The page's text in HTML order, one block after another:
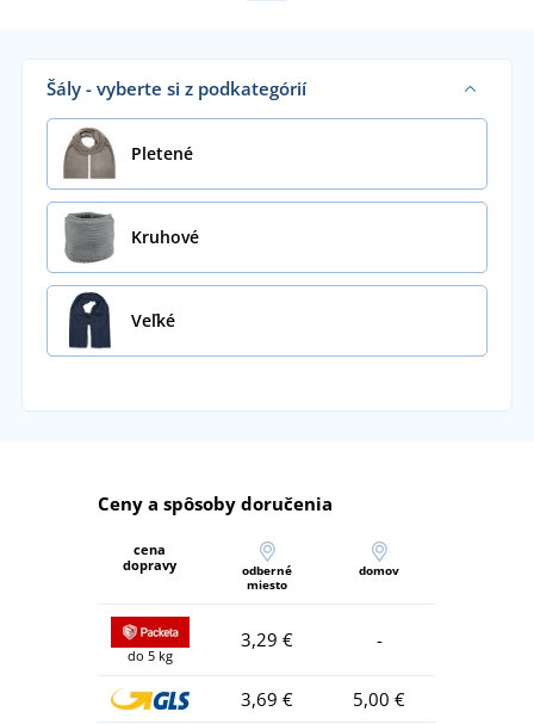
Šály - vyberte si z podkategórií
Pletené
Kruhové
Veľké
Ceny a spôsoby doručenia
cena
dopravy
odberné
miesto
domov
do 5 kg
3,29 € -
3,69 €
5,00 €